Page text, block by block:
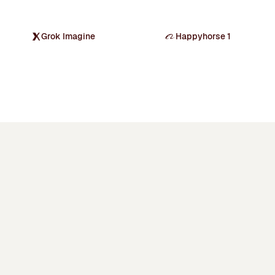
Grok Imagine Happyhorse 1